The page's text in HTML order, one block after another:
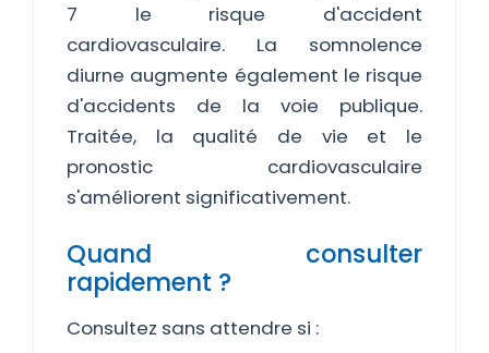
7 le risque d'accident
cardiovasculaire. La somnolence
diurne augmente également le risque
d'accidents de la voie publique.
Traitée, la qualité de vie et le
pronostic cardiovasculaire
s'améliorent significativement.
Quand consulter
rapidement ?
Consultez sans attendre si :